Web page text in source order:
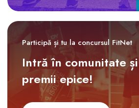
Participă și tu la concursul FitNet
Intră în comunitate
premii epice!